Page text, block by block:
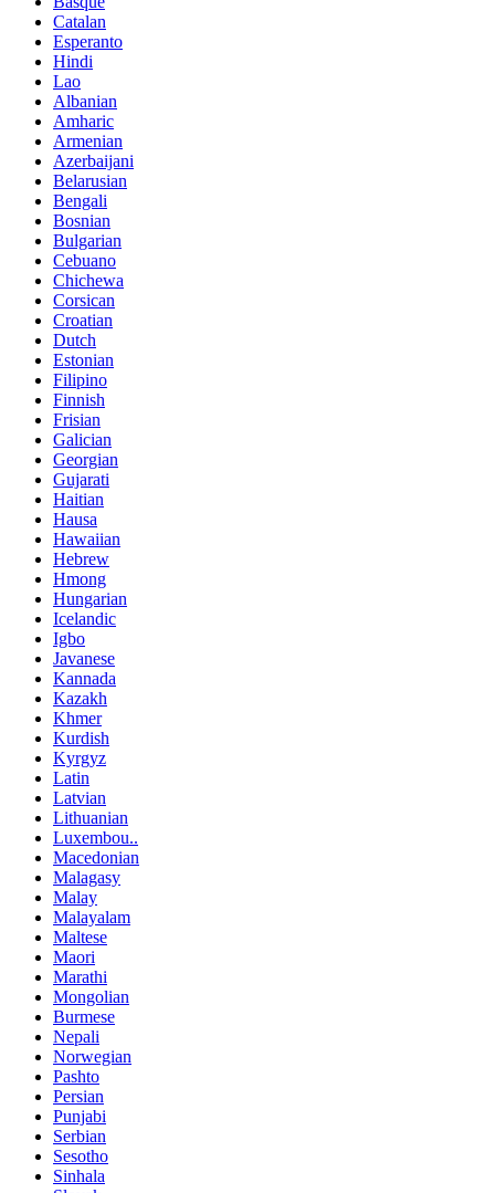
Catalan
Esperanto
Hindi
Lao
Albanian
Amharic
Armenian
Azerbaijani
Belarusian
Bengali
Bosnian
Bulgarian
Cebuano
Chichewa
Corsican
Croatian
Dutch
Estonian
Filipino
Finnish
Frisian
Galician
Georgian
Gujarati
Haitian
Hausa
Hawaiian
Hebrew
Hmong
Hungarian
Icelandic
Igbo
Javanese
Kannada
Kazakh
Khmer
Kurdish
Kyrgyz
Latin
Latvian
Lithuanian
Luxembou..
Macedonian
Malagasy
Malay
Malayalam
Maltese
Maori
Marathi
Mongolian
Burmese
Nepali
Norwegian
Pashto
Persian
Punjabi
Serbian
Sesotho
Sinhala